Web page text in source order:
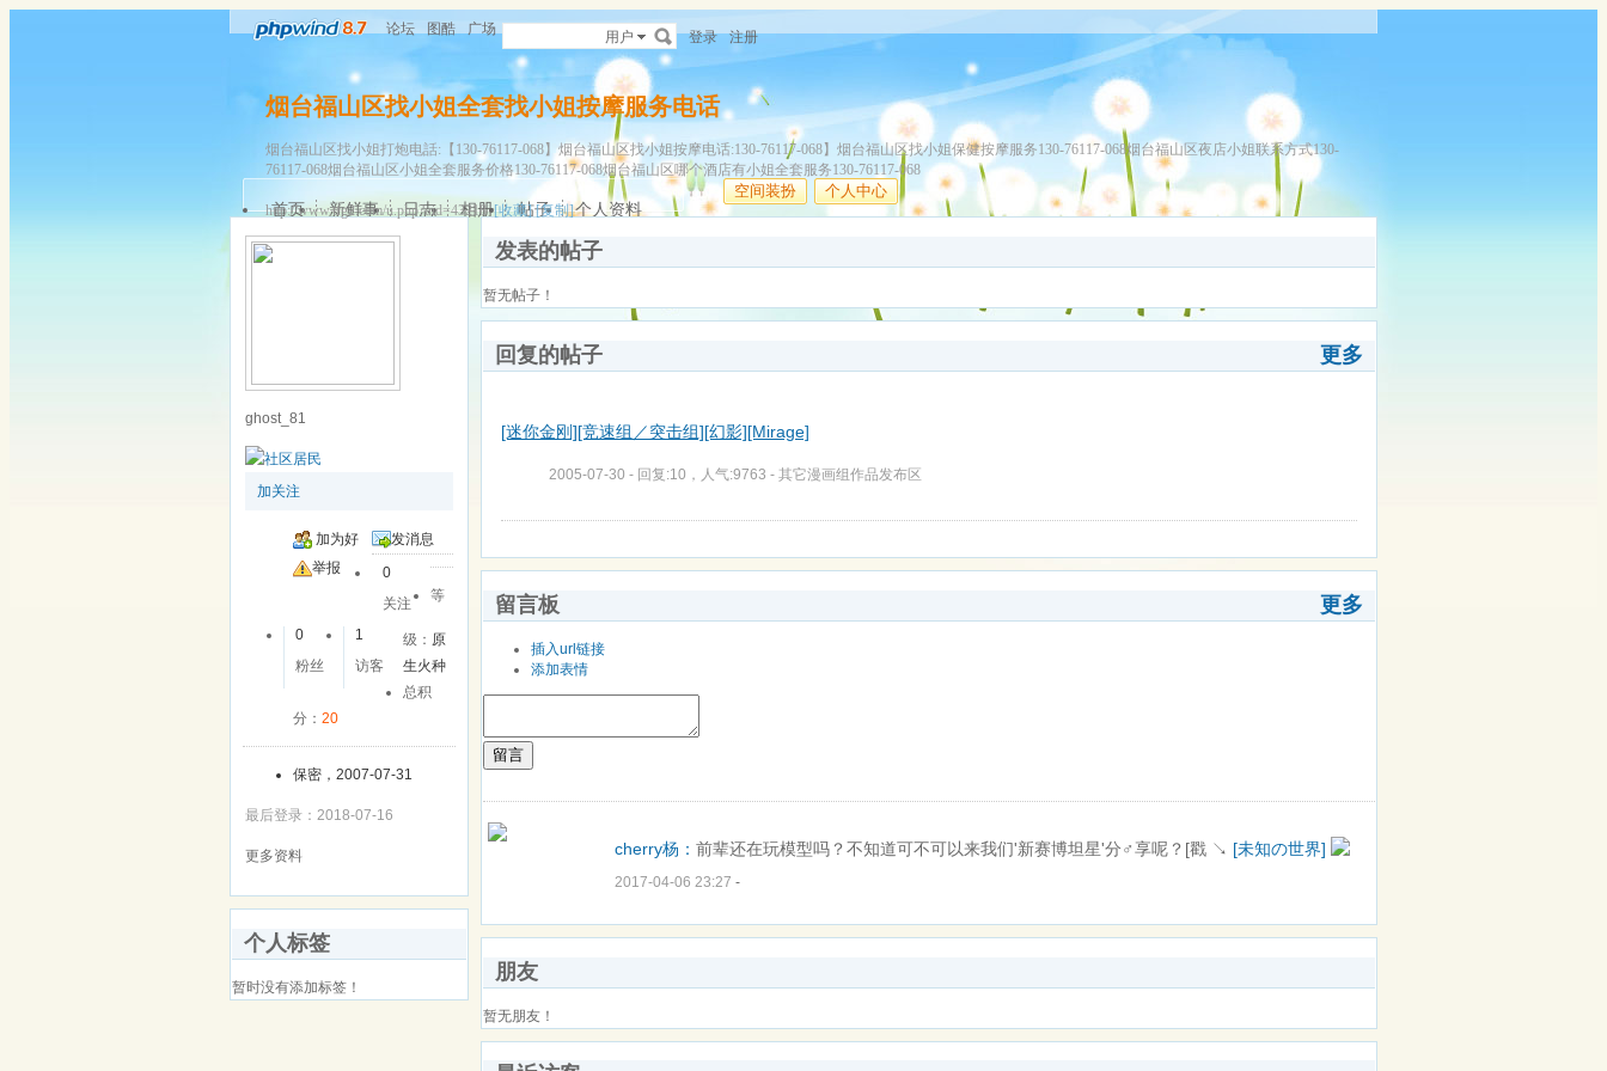
论坛 图酷 广场 用户 登录 注册
烟台福山区找小姐全套找小姐按摩服务电话
烟台福山区找小姐打炮电話:【130-76117-068】烟台福山区找小姐按摩电话:130-76117-068】烟台福山区找小姐保健按摩服务130-76117-068烟台福山区夜店小姐联系方式130-
76117-068烟台福山区小姐全套服务价格130-76117-068烟台福山区哪个酒店有小姐全套服务130-76117-068
http://www.tfg2.com/u.php?uid=43218[收藏] [复制]
空间装扮 个人中心
首页 新鲜事 日志 相册 帖子 个人资料
ghost_81
加关注
加为好
友
发消息
举报
0
关注
0
粉丝
1
访客
等
级： 原
生火种
总积
分： 20
保密，2007-07-31
最后登录：2018-07-16
更多资料
个人标签
暂时没有添加标签！
发表的帖子
暂无帖子！
更多
回复的帖子
[迷你金刚][竞速组／突击组][幻影][Mirage]
2005-07-30 - 回复:10，人气:9763 - 其它漫画组作品发布区
更多
留言板
插入url链接
添加表情
留言
cherry杨： 前辈还在玩模型吗？不知道可不可以来我们'新赛博坦星'分♂享呢？[戳 ↘ [未知の世界]
2017-04-06 23:27 -
朋友
暂无朋友！